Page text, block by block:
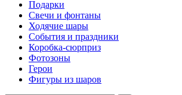
Подарки
Свечи и фонтаны
Ходячие шары
События и праздники
Коробка-сюрприз
Фотозоны
Герои
Фигуры из шаров